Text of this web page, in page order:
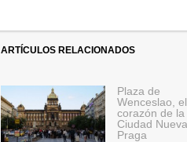
ARTÍCULOS RELACIONADOS
Plaza de
Wenceslao, el
corazón de la
Ciudad
Praga